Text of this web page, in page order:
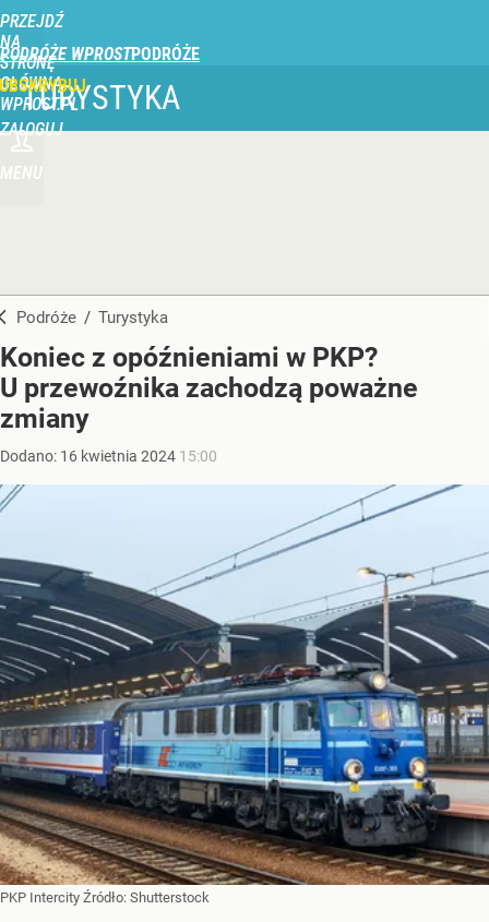
PRZEJDŹ
NA
STRONĘ
GŁÓWNĄ
WPROST.PL
PODRÓŻE WPROST
ZALOGUJ
MENU
TURYSTYKA
Podróże / Turystyka
Koniec z opóźnieniami w PKP?
U przewoźnika zachodzą poważne
zmiany
Dodano: 16 kwietnia 2024 15:00
PKP Intercity Źródło: Shutterstock